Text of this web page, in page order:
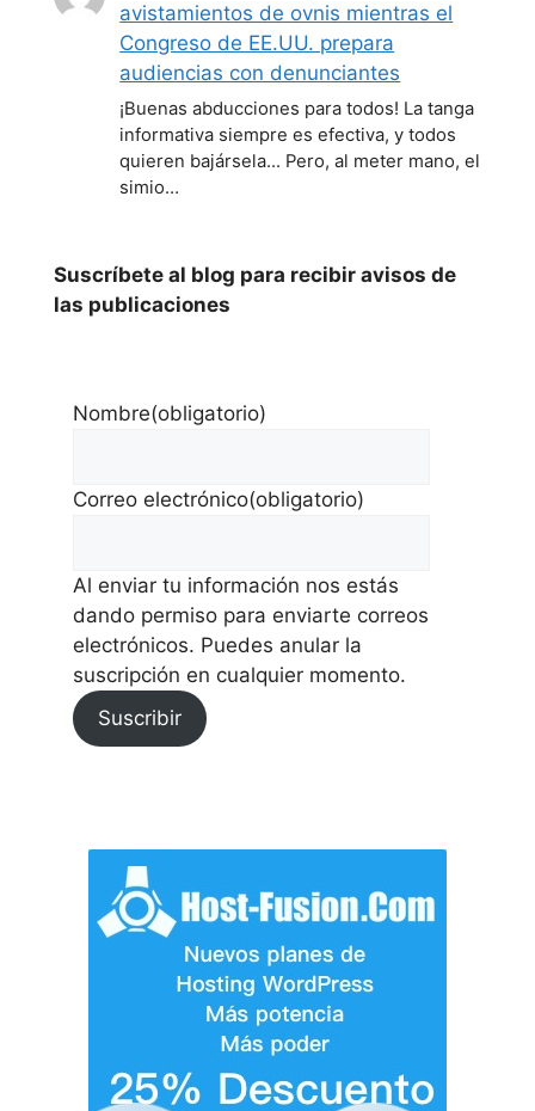
avistamientos de ovnis mientras el
Congreso de EE.UU. prepara
audiencias con denunciantes
¡Buenas abducciones para todos! La tanga
informativa siempre es efectiva, y todos
quieren bajársela... Pero, al meter mano, el
simio…
Suscríbete al blog para recibir avisos de
las publicaciones
Nombre(obligatorio)
Correo electrónico(obligatorio)
Al enviar tu información nos estás
dando permiso para enviarte correos
electrónicos. Puedes anular la
suscripción en cualquier momento.
Suscribir